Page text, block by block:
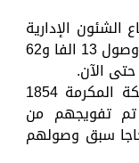
الشئون الإدارية
الرئيس التنفيذي لبعثة الحج المصرية ، وصول 13 الفا و62
الآن.
وأوضح رئيس البعثة أنه وصل إلى مكة المكرمة 1854
من مصر و1848 حاجا تم تفويجهم من
المنورة، بالإضافة إلى 9360 حاجا سبق وصولهم